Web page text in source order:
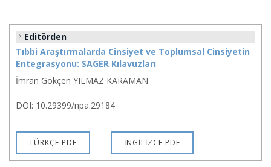
Editörden
Tıbbi Araştırmalarda Cinsiyet ve Toplumsal Cinsiyetin
Entegrasyonu: SAGER Kılavuzları
İmran Gökçen YILMAZ KARAMAN
DOI: 10.29399/npa.29184
TÜRKÇE PDF İNGİLİZCE PDF